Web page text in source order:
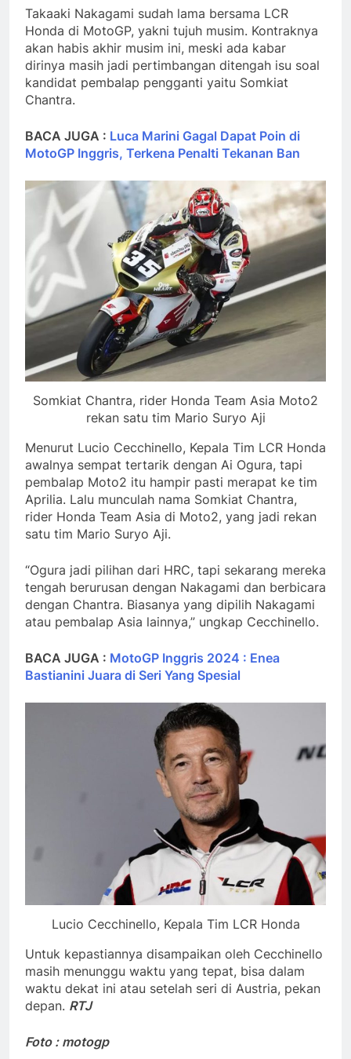
Takaaki Nakagami sudah lama bersama LCR
Honda di MotoGP, yakni tujuh musim. Kontraknya
akan habis akhir musim ini, meski ada kabar
dirinya masih jadi pertimbangan ditengah isu soal
kandidat pembalap pengganti yaitu Somkiat
Chantra.
BACA JUGA : Luca Marini Gagal Dapat Poin di
MotoGP Inggris, Terkena Penalti Tekanan Ban
Somkiat Chantra, rider Honda Team Asia Moto2
rekan satu tim Mario Suryo Aji
Menurut Lucio Cecchinello, Kepala Tim LCR Honda
awalnya sempat tertarik dengan Ai Ogura, tapi
pembalap Moto2 itu hampir pasti merapat ke tim
Aprilia. Lalu munculah nama Somkiat Chantra,
rider Honda Team Asia di Moto2, yang jadi rekan
satu tim Mario Suryo Aji.
“Ogura jadi pilihan dari HRC, tapi sekarang mereka
tengah berurusan dengan Nakagami dan berbicara
dengan Chantra. Biasanya yang dipilih Nakagami
atau pembalap Asia lainnya,” ungkap Cecchinello.
BACA JUGA : MotoGP Inggris 2024 : Enea
Bastianini Juara di Seri Yang Spesial
Lucio Cecchinello, Kepala Tim LCR Honda
Untuk kepastiannya disampaikan oleh Cecchinello
masih menunggu waktu yang tepat, bisa dalam
waktu dekat ini atau setelah seri di Austria, pekan
depan. RTJ
Foto : motogp